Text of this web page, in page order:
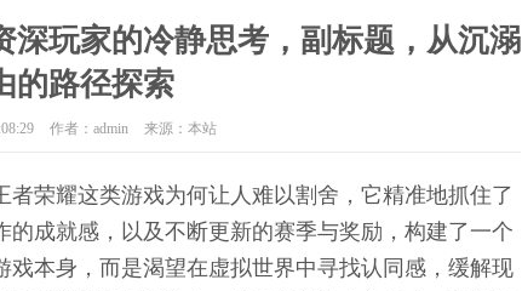
深玩家的冷静思考，副标题，从沉溺
的路径探索
作者：admin 来源：本站
荣耀这类游戏为何让人难以割舍，它精准地抓住了
成就感，以及不断更新的赛季与奖励，构建了一个
本身，而是渴望在虚拟世界中寻找认同感，缓解现